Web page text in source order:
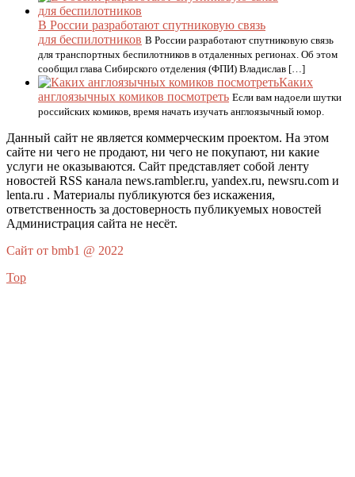
В России разработают спутниковую связь
для беспилотников В России разработают спутниковую связь
для транспортных беспилотников в отдаленных регионах. Об этом
сообщил глава Сибирского отделения (ФПИ) Владислав […]
Каких
англоязычных комиков посмотреть Если вам надоели шутки
российских комиков, время начать изучать англоязычный юмор.
Данный сайт не является коммерческим проектом. На этом
сайте ни чего не продают, ни чего не покупают, ни какие
услуги не оказываются. Сайт представляет собой ленту
новостей RSS канала news.rambler.ru, yandex.ru, newsru.com и
lenta.ru . Материалы публикуются без искажения,
ответственность за достоверность публикуемых новостей
Администрация сайта не несёт.
Сайт от bmb1 @ 2022
Top